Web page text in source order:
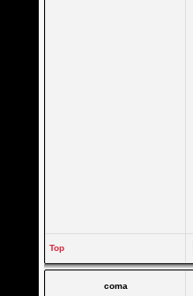
Top
coma